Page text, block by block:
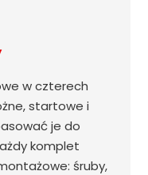
w czterech
startowe i
je do
komplet
śruby,